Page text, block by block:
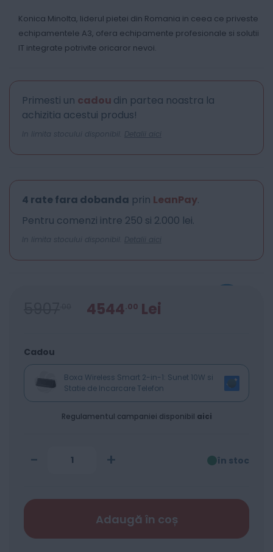
Konica Minolta, liderul pietei din Romania in ceea ce priveste
echipamentele A3, ofera echipamente profesionale si solutii
IT integrate potrivite oricaror nevoi.
Primesti un cadou din partea noastra la
achizitia acestui produs!
In limita stocului disponibil. Detalii aici
4 rate fara dobanda prin LeanPay.
Pentru comenzi intre 250 si 2.000 lei.
In limita stocului disponibil. Detalii aici
4544 00 Lei
Cadou
Boxa Wireless Smart 2-in-1: Sunet 10W si
Statie de Incarcare Telefon
Regulamentul campaniei disponibil aici
- + în stoc
Adaugă în coș